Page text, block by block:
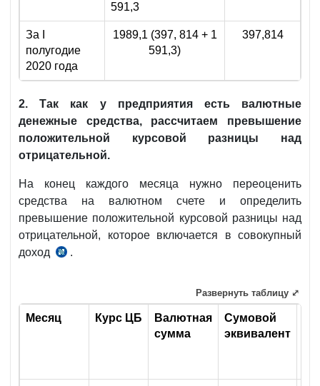
591,3
За I
полугодие
2020 года
1989,1 (397, 814 + 1
591,3)
397,814
2.Так как у предприятия есть валютные
денежные средства, рассчитаем превышение
положительной курсовой разницы над
отрицательной.
На конец каждого месяца нужно переоценить
средства на валютном счете и определить
превышение положительной курсовой разницы над
отрицательной, которое включается в совокупный
доход
ч.
463
НК
.
Месяц Курс ЦБ
Валютная
сумма
Сумовой
эквивалент
Развернуть таблицу ⤢